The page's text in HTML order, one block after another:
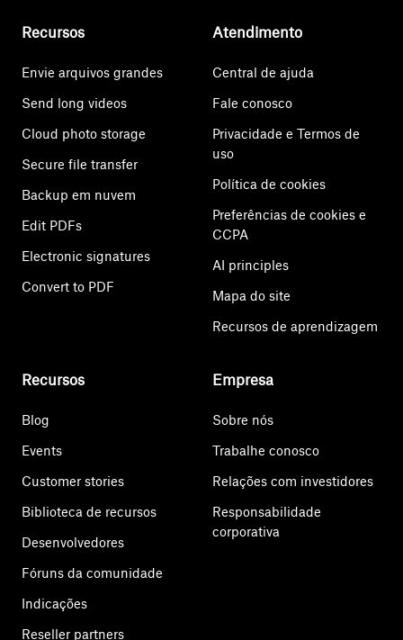
Recursos
Envie arquivos grandes
Send long videos
Cloud photo storage
Secure file transfer
Backup em nuvem
Edit PDFs
Electronic signatures
Convert to PDF
Atendimento
Central de ajuda
Fale conosco
Privacidade e Termos de
uso
Política de cookies
Preferências de cookies e
CCPA
AI principles
Mapa do site
Recursos de aprendizagem
Recursos
Blog
Events
Customer stories
Biblioteca de recursos
Desenvolvedores
Fóruns da comunidade
Indicações
Reseller partners
Empresa
Sobre nós
Trabalhe conosco
Relações com investidores
Responsabilidade
corporativa